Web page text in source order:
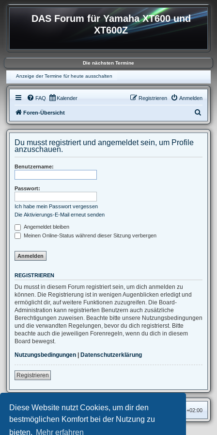
Diese Website nutzt Cookies, um dir den
bestmöglichen Komfort bei der Nutzung zu
bieten. Mehr erfahren
DAS Forum für Yamaha XT600 und
XT600Z
Die nächsten Termine
Anzeige der Termine für heute ausschalten
FAQ Kalender Anmelden
Registrieren
Foren-Übersicht
u
e
Du musst registriert und angemeldet sein, um Profile
anzuschauen.
Benutzername:
Passwort:
Ich habe mein Passwort vergessen
Die Aktivierungs-E-Mail erneut senden
Angemeldet bleiben
Meinen Online-Status während dieser Sitzung verbergen
REGISTRIEREN
Du musst in diesem Forum registriert sein, um dich anmelden zu
können. Die Registrierung ist in wenigen Augenblicken erledigt und
ermöglicht dir, auf weitere Funktionen zuzugreifen. Die Board-
Administration kann registrierten Benutzern auch zusätzliche
Berechtigungen zuweisen. Beachte bitte unsere Nutzungsbedingungen
und die verwandten Regelungen, bevor du dich registrierst. Bitte
beachte auch die jeweiligen Forenregeln, wenn du dich in diesem
Board bewegst.
Nutzungsbedingungen | Datenschutzerklärung
Registrieren
Foren-Übersicht Alle Zeiten sind UTC+02:00